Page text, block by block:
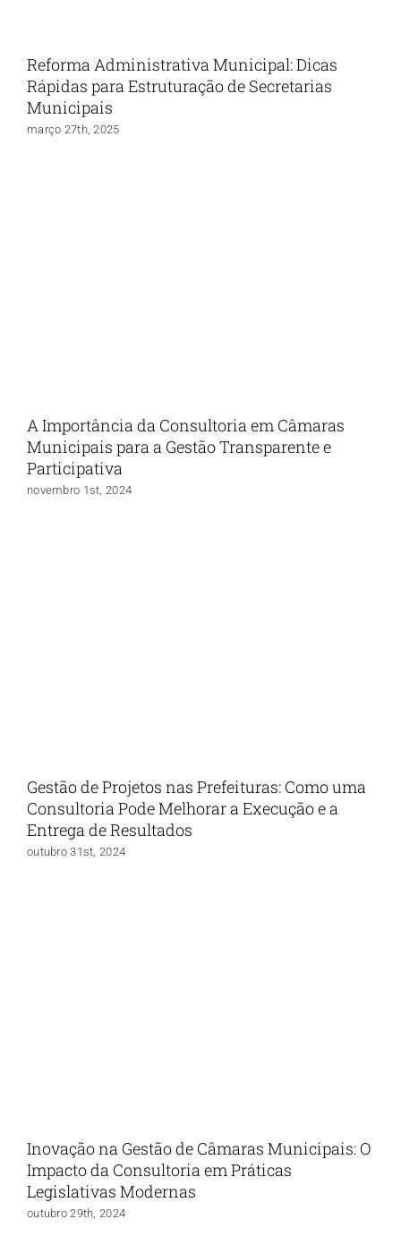
Reforma Administrativa Municipal: Dicas
Rápidas para Estruturação de Secretarias
Municipais
março 27th, 2025
A Importância da Consultoria em Câmaras
Municipais para a Gestão Transparente e
Participativa
novembro 1st, 2024
Gestão de Projetos nas Prefeituras: Como uma
Consultoria Pode Melhorar a Execução e a
Entrega de Resultados
outubro 31st, 2024
Inovação na Gestão de Câmaras Municipais: O
Impacto da Consultoria em Práticas
Legislativas Modernas
outubro 29th, 2024